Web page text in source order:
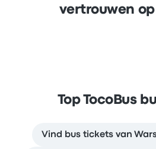
vertrouwen op
Top TocoBus
Vind bus tickets van